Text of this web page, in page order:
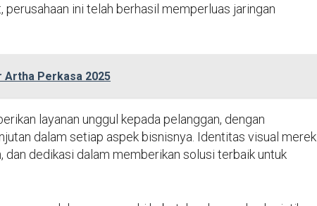
perusahaan ini telah berhasil memperluas jaringan
Artha Perkasa 2025
layanan unggul kepada pelanggan, dengan
dalam setiap aspek bisnisnya. Identitas visual merek
dedikasi dalam memberikan solusi terbaik untuk